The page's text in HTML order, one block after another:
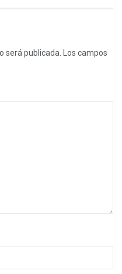
será publicada.
Los campos